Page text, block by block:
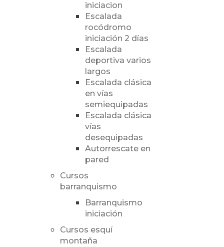
iniciacion
Escalada
rocódromo
iniciación 2 días
Escalada
deportiva varios
largos
Escalada clásica
en vías
semiequipadas
Escalada clásica
vías
desequipadas
Autorrescate en
pared
Cursos
barranquismo
Barranquismo
iniciación
Cursos esquí
montaña